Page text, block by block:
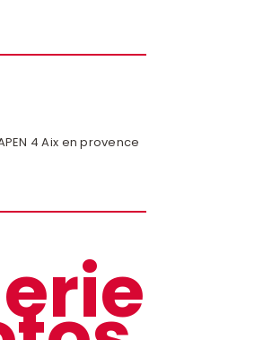
4 Aix en provence